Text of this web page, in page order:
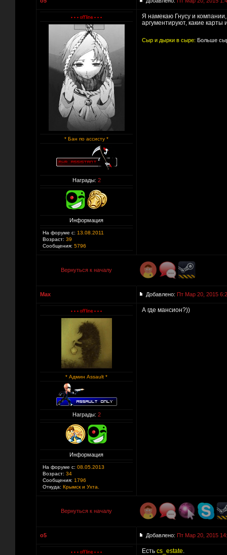
* Бан по ассисту *
Награды: 2
Информация
На форуме с: 13.08.2011
Возраст: 39
Сообщения: 5796
Я намекаю Гнусу и компании,
аргументируют, какие
Сыр и дырки в сыре: Больше
Вернуться к началу
Max Добавлено: Пт Мар 20, 2015
* Админ Assault *
Награды: 2
Информация
На форуме с: 08.05.2013
Возраст: 34
Сообщения: 1796
Откуда: Крымск и Ухта.
А где мансион?))
Вернуться к началу
o5 Добавлено: Пт Мар 20, 2015
Есть cs_estate.